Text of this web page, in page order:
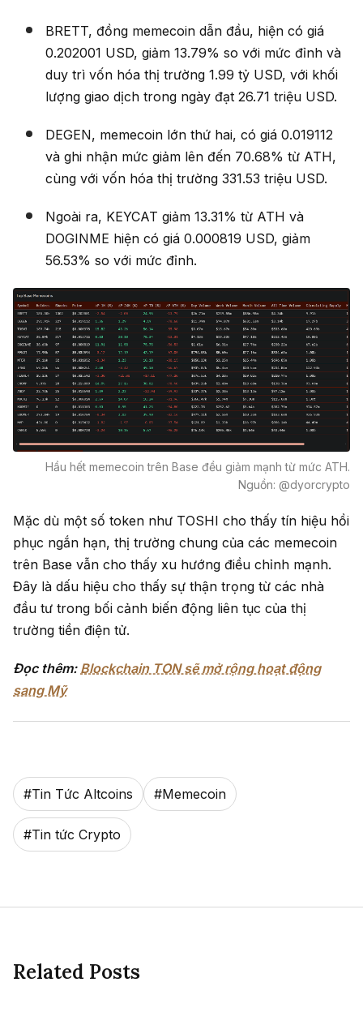
BRETT, đồng memecoin dẫn đầu, hiện có giá
0.202001 USD, giảm 13.79% so với mức đỉnh và
duy trì vốn hóa thị trường 1.99 tỷ USD, với khối
lượng giao dịch trong ngày đạt 26.71 triệu USD.
DEGEN, memecoin lớn thứ hai, có giá 0.019112
và ghi nhận mức giảm lên đến 70.68% từ ATH,
cùng với vốn hóa thị trường 331.53 triệu USD.
Ngoài ra, KEYCAT giảm 13.31% từ ATH và
DOGINME hiện có giá 0.000819 USD, giảm
56.53% so với mức đỉnh.
Hầu hết memecoin trên Base đều giảm mạnh từ mức ATH.
Nguồn: @dyorcrypto
Mặc dù một số token như TOSHI cho thấy tín hiệu hồi
phục ngắn hạn, thị trường chung của các memecoin
trên Base vẫn cho thấy xu hướng điều chỉnh mạnh.
Đây là dấu hiệu cho thấy sự thận trọng từ các nhà
đầu tư trong bối cảnh biến động liên tục của thị
trường tiền điện tử.
Đọc thêm: Blockchain TON sẽ mở rộng hoạt động
sang Mỹ
#Tin Tức Altcoins #Memecoin
#Tin tức Crypto
Related Posts